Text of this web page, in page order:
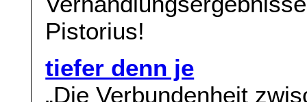
Pistorius!
tiefer denn je
„Die Verbundenheit